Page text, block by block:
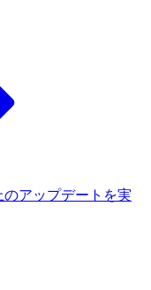
のアップデートを実